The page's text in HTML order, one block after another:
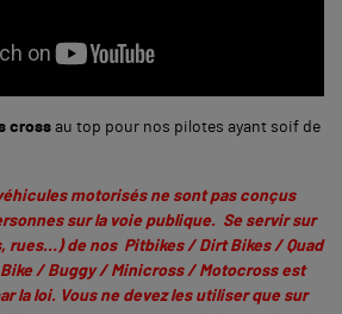
cross au top pour nos pilotes ayant soif de
motorisés ne sont pas conçus
sur la voie publique. Se servir sur
rues…) de nos Pitbikes / Dirt Bikes / Quad
/ Buggy / Minicross / Motocross est
la loi. Vous ne devez les utiliser que sur